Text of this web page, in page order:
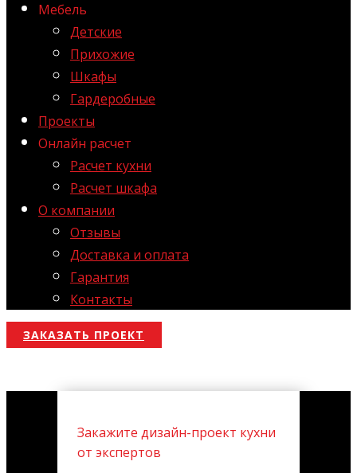
Мебель
Детские
Прихожие
Шкафы
Гардеробные
Проекты
Онлайн расчет
Расчет кухни
Расчет шкафа
О компании
Отзывы
Доставка и оплата
Гарантия
Контакты
ЗАКАЗАТЬ ПРОЕКТ
Закажите дизайн-проект кухни
от экспертов